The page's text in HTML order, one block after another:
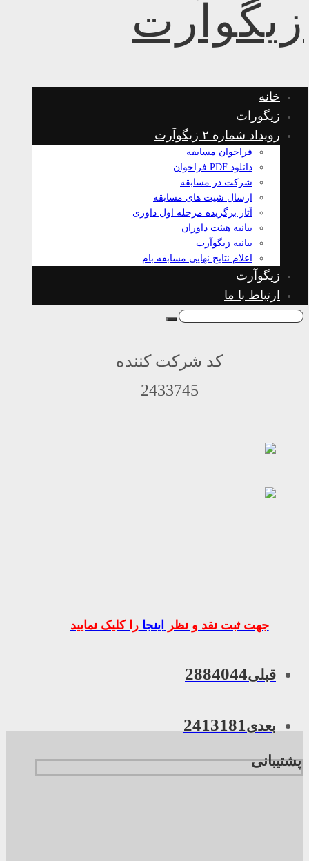
خانه
زیگورات
رویداد شماره ۲ زیگوآرت
فراخوان مسابقه
دانلود PDF فراخوان
شرکت در مسابقه
ارسال شیت های مسابقه
آثار برگزیده مرحله اول داوری
بیانیه هیئت داوران
بیانیه زیگوآرت
اعلام نتایج نهایی مسابقه بام
زیگوآرت
ارتباط با ما
کد شرکت کننده
2433745
جهت ثبت نقد و نظر اینجارا کلیک نمایید
قبلی2884044
بعدی2413181
پشتیبانی